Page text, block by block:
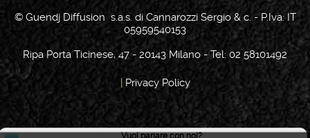
Vuoi parlare con noi?
© Guendj Diffusion s.a.s. di Cannarozzi Sergio & c. - P.Iva: IT
05959540153
Ripa Porta Ticinese, 47 - 20143 Milano - Tel: 02 58101492
| Privacy Policy